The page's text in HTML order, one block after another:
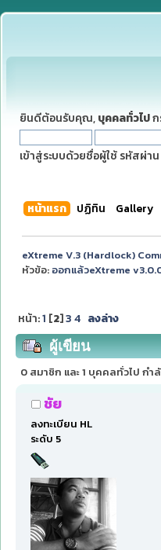
ยินดีต้อนรับคุณ, บุคคลทั่วไป
เข้าสู่ระบบด้วยชื่อผู้ใช้ รหัสผ่าน
หน้าแรก ปฏิทิน Gallery
eXtreme V.3 (Hardlock)
หัวข้อ: ออกแล้วeXtreme
หน้า:1 [2]3 4 ลงล่าง
ผู้เขียน
หน้าได้ (อ่าน 118386
0 สมาชิก และ 1 บุคคลทั่วไป กำ
ชัย
ลงทะเบียน HL
ระดับ 5